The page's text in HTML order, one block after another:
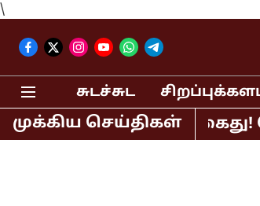
\
சுடச்சுட
முக்கிய செய்திகள்
பி.ஆர்.சுந்தர் கைது!